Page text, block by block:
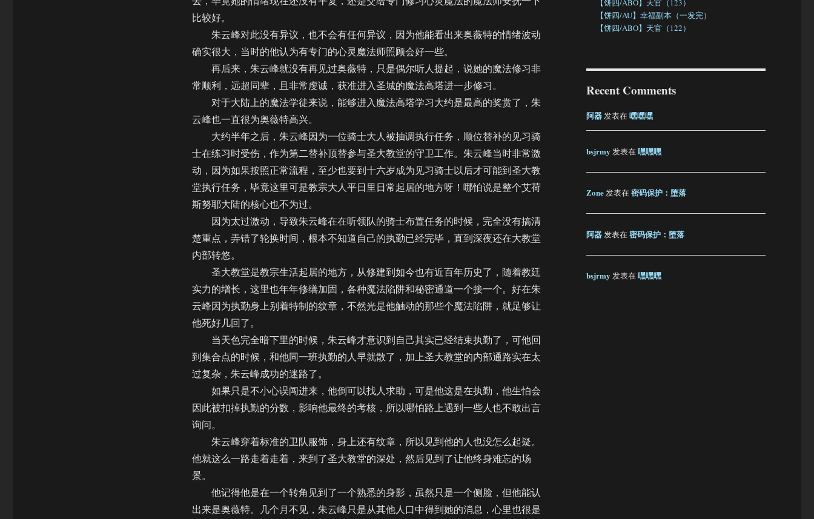
比较好。
朱云峰对此没有异议，也不会有任何异议，因为他能看出来奥薇特的情绪波动
确实很大，当时的他认为有专门的心灵魔法师照顾会好一些。
再后来，朱云峰就没有再见过奥薇特，只是偶尔听人提起，说她的魔法修习非
常顺利，远超同辈，且非常虔诚，获准进入圣城的魔法高塔进一步修习。
对于大陆上的魔法学徒来说，能够进入魔法高塔学习大约是最高的奖赏了，朱
云峰也一直很为奥薇特高兴。
大约半年之后，朱云峰因为一位骑士大人被抽调执行任务，顺位替补的见习骑
士在练习时受伤，作为第二替补顶替参与圣大教堂的守卫工作。朱云峰当时非常激
动，因为如果按照正常流程，至少也要到十六岁成为见习骑士以后才可能到圣大教
堂执行任务，毕竟这里可是教宗大人平日里日常起居的地方呀！哪怕说是整个艾荷
斯努耶大陆的核心也不为过。
因为太过激动，导致朱云峰在在听领队的骑士布置任务的时候，完全没有搞清
楚重点，弄错了轮换时间，根本不知道自己的执勤已经完毕，直到深夜还在大教堂
内部转悠。
圣大教堂是教宗生活起居的地方，从修建到如今也有近百年历史了，随着教廷
实力的增长，这里也年年修缮加固，各种魔法陷阱和秘密通道一个接一个。好在朱
云峰因为执勤身上别着特制的纹章，不然光是他触动的那些个魔法陷阱，就足够让
他死好几回了。
当天色完全暗下里的时候，朱云峰才意识到自己其实已经结束执勤了，可他回
到集合点的时候，和他同一班执勤的人早就散了，加上圣大教堂的内部通路实在太
过复杂，朱云峰成功的迷路了。
如果只是不小心误闯进来，他倒可以找人求助，可是他这是在执勤，他生怕会
因此被扣掉执勤的分数，影响他最终的考核，所以哪怕路上遇到一些人也不敢出言
询问。
朱云峰穿着标准的卫队服饰，身上还有纹章，所以见到他的人也没怎么起疑。
他就这么一路走着走着，来到了圣大教堂的深处，然后见到了让他终身难忘的场
景。
他记得他是在一个转角见到了一个熟悉的身影，虽然只是一个侧脸，但他能认
出来是奥薇特。几个月不见，朱云峰只是从其他人口中得到她的消息，心里也很是
【饼四/ABO】天官（123）
【饼四/AU】幸福副本（一发完）
【饼四/ABO】天官（122）
Recent Comments
阿器发表在嘿嘿嘿
bsjrmy 发表在嘿嘿嘿
Zone发表在密码保护：堕落
阿器发表在密码保护：堕落
bsjrmy 发表在嘿嘿嘿